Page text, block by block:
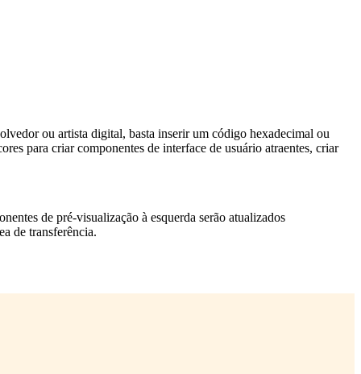
ou artista digital, basta inserir um código hexadecimal ou
para criar componentes de interface de usuário atraentes, criar
de pré-visualização à esquerda serão atualizados
de transferência.